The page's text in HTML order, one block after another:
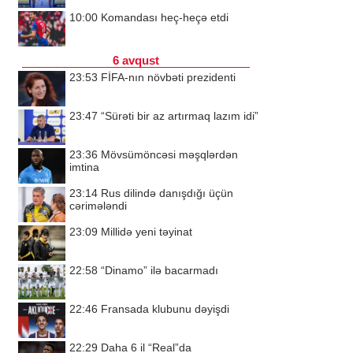
10:00 Komandası heç-heçə etdi
6 avqust
23:53 FİFA-nın növbəti prezidenti
23:47 “Sürəti bir az artırmaq lazım idi”
23:36 Mövsümöncəsi məşqlərdən
imtina
23:14 Rus dilində danışdığı üçün
cərimələndi
23:09 Millidə yeni təyinat
22:58 “Dinamo” ilə bacarmadı
22:46 Fransada klubunu dəyişdi
22:29 Daha 6 il “Real”da